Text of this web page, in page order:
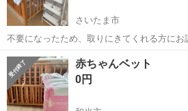
さいたま市
不要になったため、取りにきてくれる方に
立てをバラして保管している為、使用され
いただく必要があります。 説明書や部品は
き物を使用していた為、それ...
埼玉 さいたま市 ベッド
赤ちゃんベット
0円